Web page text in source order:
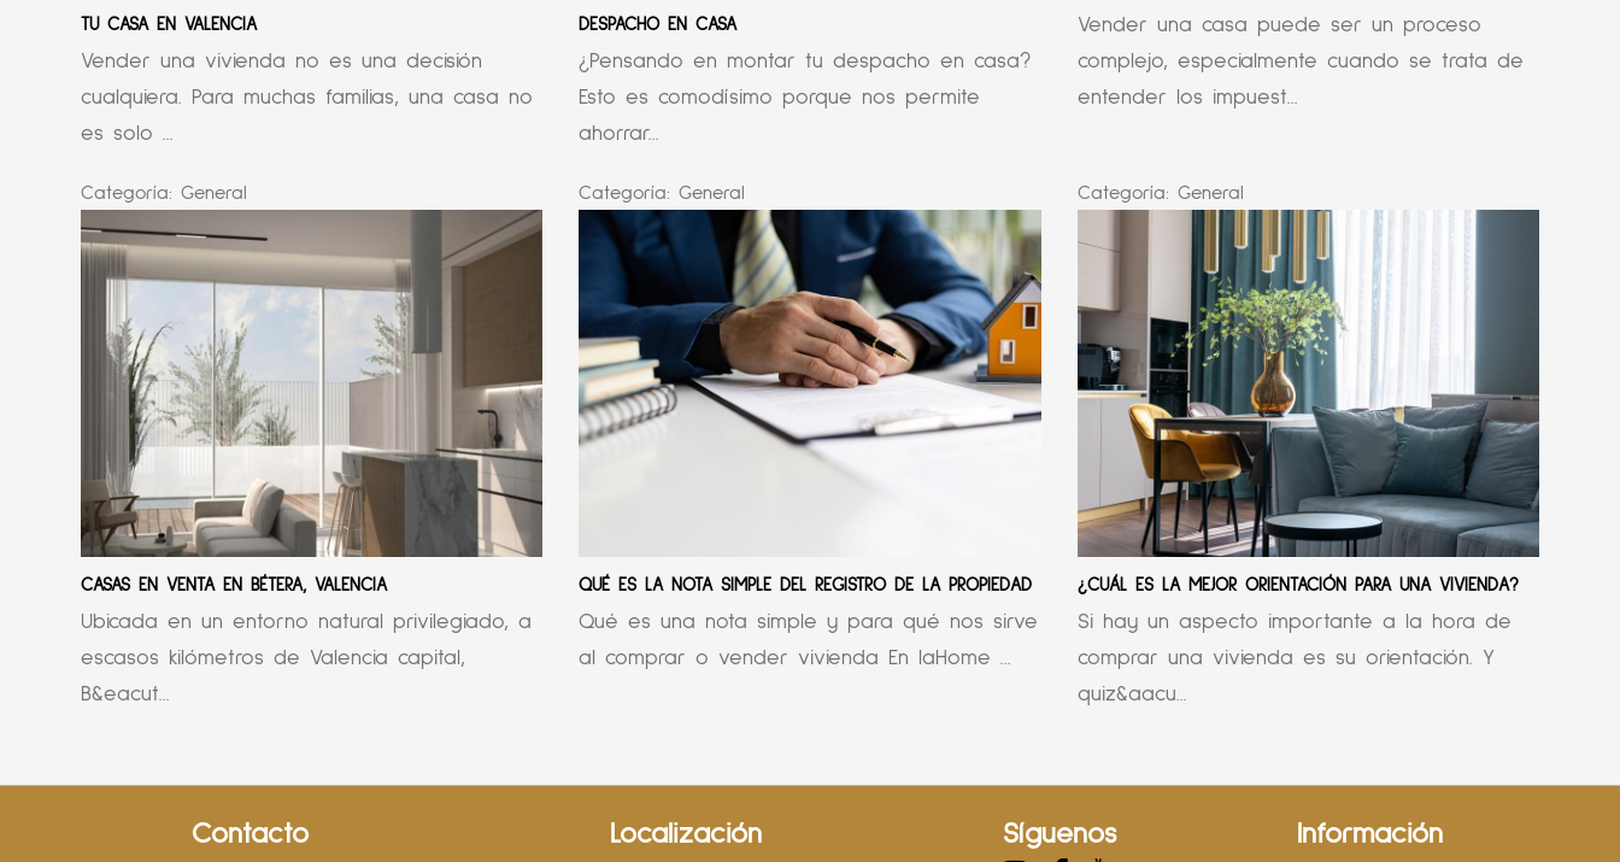
TU CASA EN VALENCIA
Vender una vivienda no es una decisión
cualquiera. Para muchas familias, una casa no
es solo ...
DESPACHO EN CASA
¿Pensando en montar tu despacho en casa?
Esto es comodísimo porque nos permite
ahorrar...
Vender una casa puede ser un proceso
complejo, especialmente cuando se trata de
entender los impuest...
Categoría: General
CASAS EN VENTA EN BÉTERA, VALENCIA
Ubicada en un entorno natural privilegiado, a
escasos kilómetros de Valencia capital,
B&eacut...
Categoría:General
QUÉ ES LA NOTA SIMPLE DEL REGISTRO DE LA PROPIEDAD
Qué es una nota simple y para qué nos sirve
al comprar o vender vivienda En laHome ...
Categoría: General
¿CUÁL ES LA MEJOR ORIENTACIÓN PARA UNA VIVIENDA?
Si hay un aspecto importante a la hora de
comprar una vivienda es su orientación. Y
quiz&aacu...
Contacto Localización Síguenos Información